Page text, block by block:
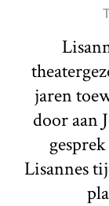
jaren
door aan
Lisannes